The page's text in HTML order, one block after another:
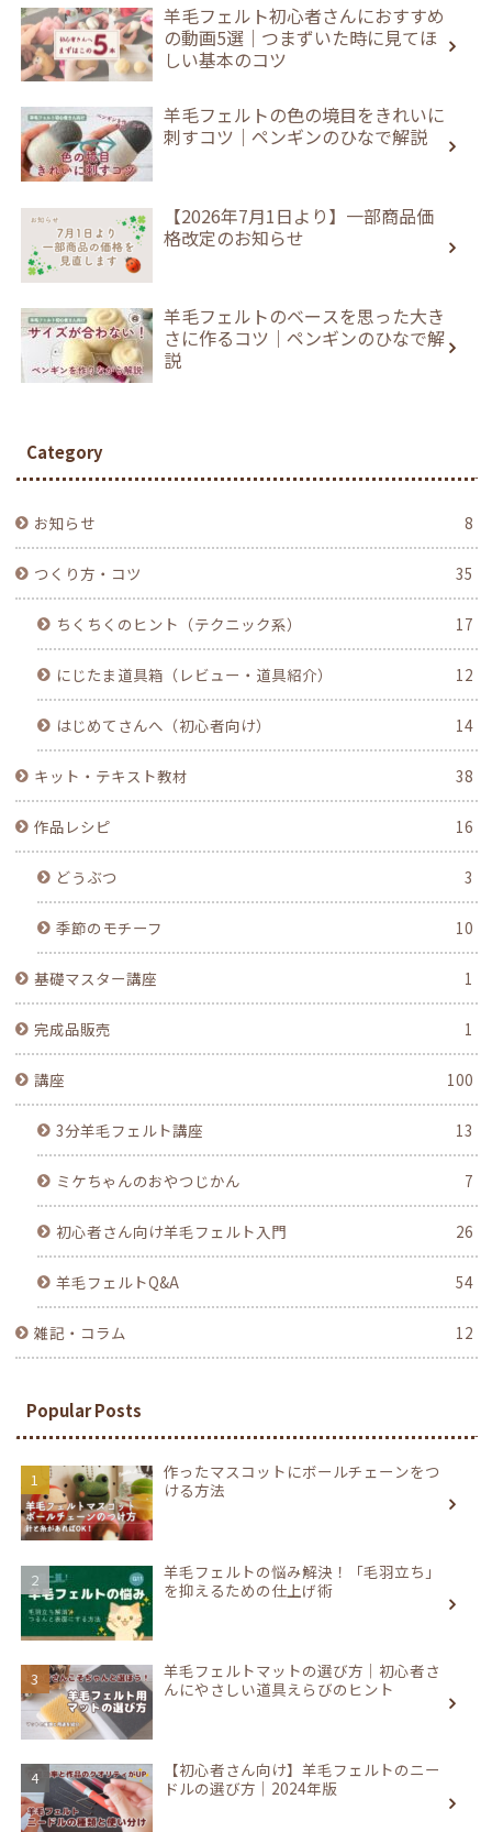
羊毛フェルト初心者さんにおすすめ
の動画5選｜つまずいた時に見てほ
しい基本のコツ
羊毛フェルトの色の境目をきれいに
刺すコツ｜ペンギンのひなで解説
【2026年7月1日より】一部商品価
格改定のお知らせ
羊毛フェルトのベースを思った大き
さに作るコツ｜ペンギンのひなで解
説
Category
お知らせ 8
つくり方・コツ 35
ちくちくのヒント（テクニック系） 17
にじたま道具箱（レビュー・道具紹介） 12
はじめてさんへ（初心者向け） 14
キット・テキスト教材 38
作品レシピ 16
どうぶつ 3
季節のモチーフ 10
基礎マスター講座 1
完成品販売 1
講座 100
3分羊毛フェルト講座 13
ミケちゃんのおやつじかん 7
初心者さん向け羊毛フェルト入門 26
羊毛フェルトQ&A 54
雑記・コラム 12
Popular Posts
作ったマスコットにボールチェーンをつ
ける方法
羊毛フェルトの悩み解決！「毛羽立ち」
を抑えるための仕上げ術
羊毛フェルトマットの選び方｜初心者さ
んにやさしい道具えらびのヒント
【初心者さん向け】羊毛フェルトのニー
ドルの選び方｜2024年版